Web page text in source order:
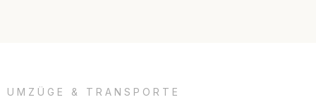
UMZÜGE & TRANSPORTE